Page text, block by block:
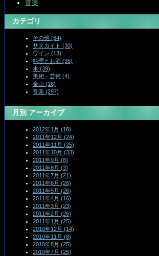
音楽
カテゴリ
その他 (64)
サヌカイト (30)
ワイン (13)
料理とお酒 (35)
本 (39)
美術・芸術 (4)
金山 (16)
音楽 (297)
月別アーカイブ
2012年1月 (18)
2011年12月 (24)
2011年11月 (25)
2011年10月 (33)
2011年9月 (8)
2011年8月 (3)
2011年7月 (21)
2011年6月 (26)
2011年5月 (26)
2011年4月 (16)
2011年3月 (23)
2011年2月 (26)
2011年1月 (25)
2010年12月 (14)
2010年11月 (8)
2010年8月 (25)
2010年7月 (25)